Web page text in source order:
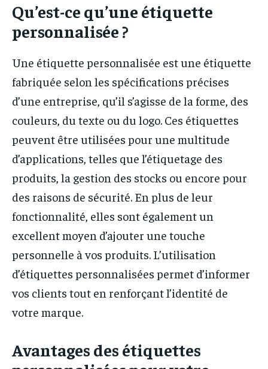
Qu’est-ce qu’une étiquette
personnalisée ?
Une étiquette personnalisée est une étiquette
fabriquée selon les spécifications précises
d’une entreprise, qu’il s’agisse de la forme, des
couleurs, du texte ou du logo. Ces étiquettes
peuvent être utilisées pour une multitude
d’applications, telles que l’étiquetage des
produits, la gestion des stocks ou encore pour
des raisons de sécurité. En plus de leur
fonctionnalité, elles sont également un
excellent moyen d’ajouter une touche
personnelle à vos produits. L’utilisation
d’étiquettes personnalisées permet d’informer
vos clients tout en renforçant l’identité de
votre marque.
Avantages des étiquettes